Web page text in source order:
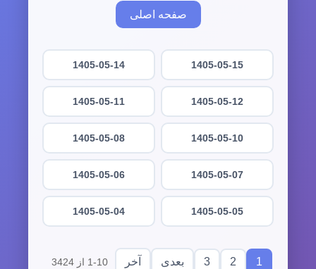
صفحه اصلی
1405-05-15
1405-05-14
1405-05-12
1405-05-11
1405-05-10
1405-05-08
1405-05-07
1405-05-06
1405-05-05
1405-05-04
1
2
3 بعدی آخر 1-10 از 3424